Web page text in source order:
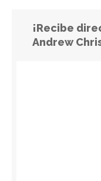
¡Recibe
Andrew